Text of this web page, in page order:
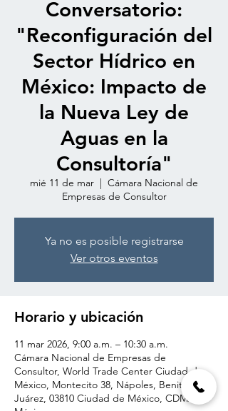
Conversatorio:
"Reconfiguración del
Sector Hídrico en
México: Impacto de
la Nueva Ley de
Aguas en la
Consultoría"
mié 11 de mar
  |
Cámara Nacional de
Empresas de Consultor
Ya no es posible registrarse
Ver otros eventos
Horario y ubicación
11 mar 2026, 9:00 a.m. – 10:30 a.m.
Cámara Nacional de Empresas de
Consultor, World Trade Center Ciudad de
México, Montecito 38, Nápoles, Benito
Juárez, 03810 Ciudad de México, CDMX,